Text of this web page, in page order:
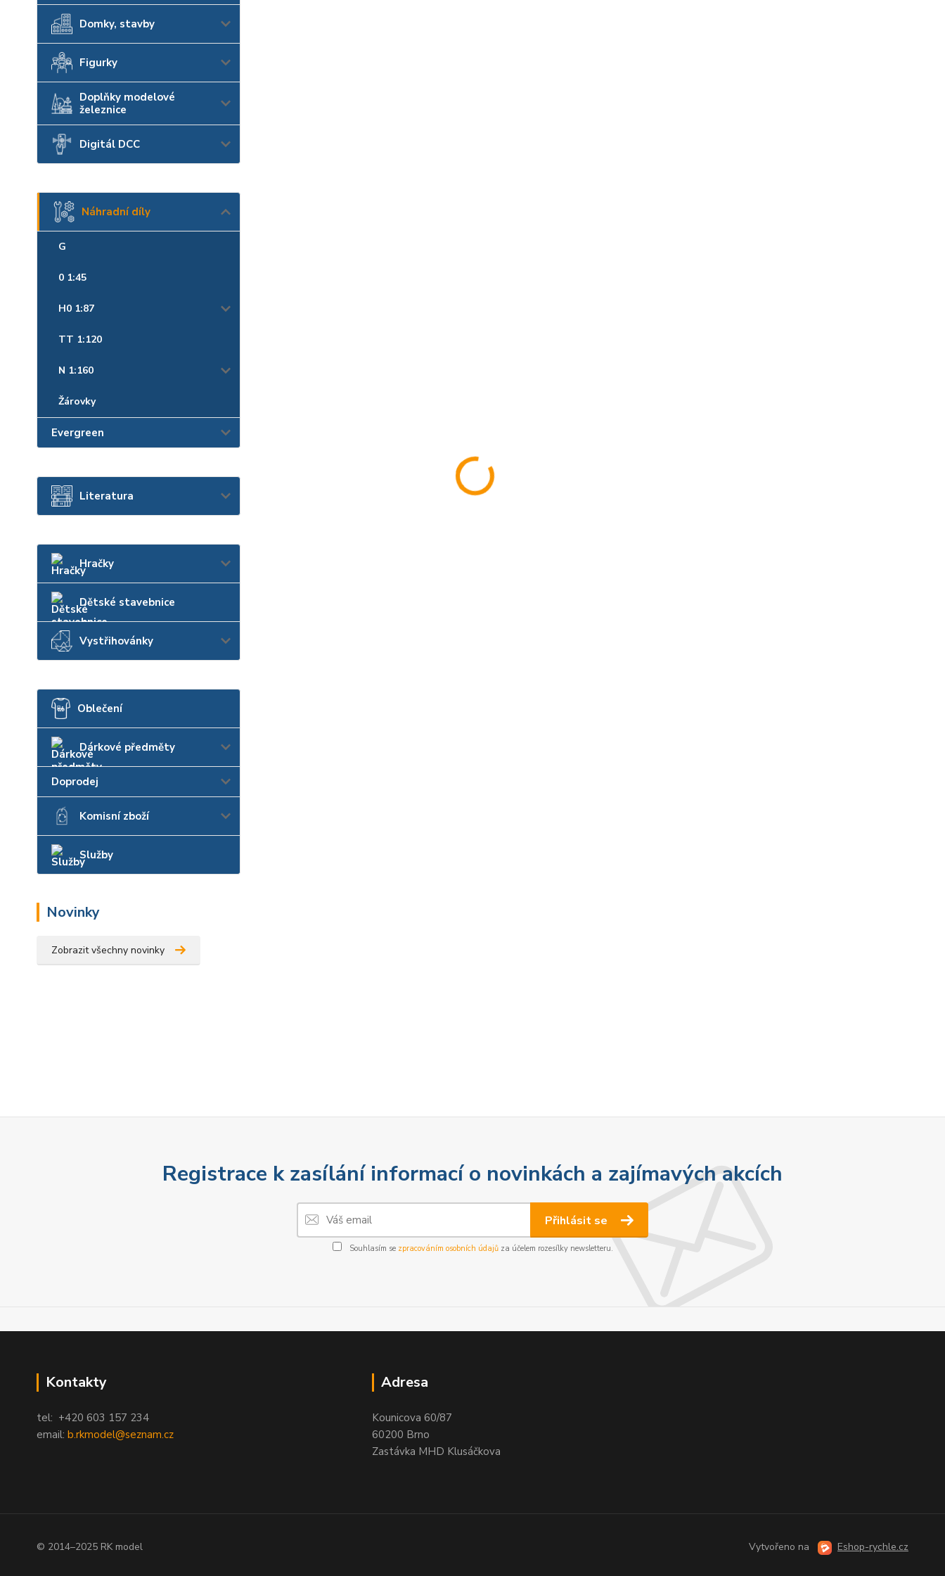
Domky, stavby
Figurky
Doplňky modelové
železnice
Digitál DCC
Náhradní díly
G
0 1:45
H0 1:87
TT 1:120
N 1:160
Žárovky
Evergreen
Literatura
Hračky
Dětské stavebnice
Vystřihovánky
Oblečení
Dárkové předměty
Doprodej
Komisní zboží
Služby
Novinky
Zobrazit všechny novinky
Registrace k zasílání informací o novinkách a zajímavých akcích
Přihlásit se
Souhlasím se zpracováním osobních údajůza účelem rozesílky newsletteru.
Kontakty
tel: +420 603 157 234
email: b.rkmodel@seznam.cz
Adresa
Kounicova 60/87
60200 Brno
Zastávka MHD Klusáčkova
© 2014–2025 RK model Vytvořeno na Eshop-rychle.cz